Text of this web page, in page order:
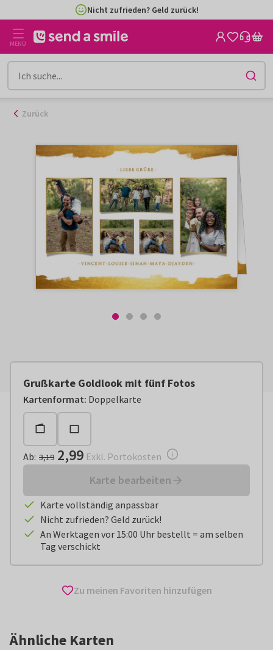
Inhalt
gehen
Nicht zufrieden? Geld zurück!
MENÜ
Zurück
Grußkarte Goldlook mit fünf Fotos
Kartenformat: Doppelkarte
Ab:€ 2,99Exkl. Portokosten
Ab: 3,19 2,99 Exkl. Portokosten
Karte bearbeiten
Karte vollständig anpassbar
Nicht zufrieden? Geld zurück!
An Werktagen vor 15:00 Uhr bestellt = am selben
Tag verschickt
Zu meinen Favoriten hinzufügen
Ähnliche Karten